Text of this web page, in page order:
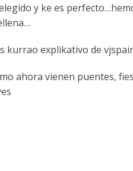
y ke es
explikativo de
ahora vienen puentes,